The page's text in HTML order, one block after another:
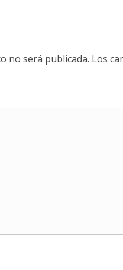
no será publicada. Los